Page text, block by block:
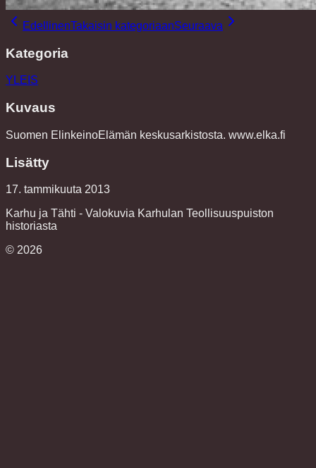
EdellinenTakaisin kategoriaanSeuraava
Kategoria
YLEIS
Kuvaus
Suomen ElinkeinoElämän keskusarkistosta. www.elka.fi
Lisätty
17. tammikuuta 2013
Karhu ja Tähti - Valokuvia Karhulan Teollisuuspuiston
historiasta
© 2026